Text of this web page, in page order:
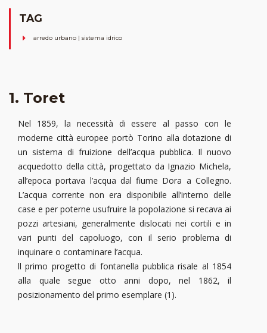
TAG
arredo urbano | sistema idrico
1. Toret
Nel 1859, la necessità di essere al passo con le
moderne città europee portò Torino alla dotazione di
un sistema di fruizione dell’acqua pubblica. Il nuovo
acquedotto della città, progettato da Ignazio Michela,
all’epoca portava l’acqua dal fiume Dora a Collegno.
L’acqua corrente non era disponibile all’interno delle
case e per poterne usufruire la popolazione si recava ai
pozzi artesiani, generalmente dislocati nei cortili e in
vari punti del capoluogo, con il serio problema di
inquinare o contaminare l’acqua.
ll primo progetto di fontanella pubblica risale al 1854
alla quale segue otto anni dopo, nel 1862, il
posizionamento del primo esemplare (1).